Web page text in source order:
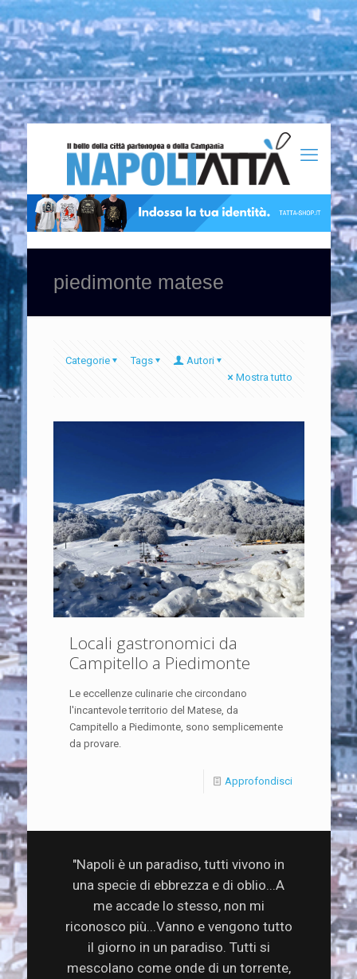
piedimonte matese
Categorie Tags
Autori
Mostra tutto
Locali gastronomici da
Campitello a Piedimonte
Le eccellenze culinarie che circondano
l'incantevole territorio del Matese, da
Campitello a Piedimonte, sono semplicemente
da provare.
Approfondisci
"Napoli è un paradiso, tutti vivono in
una specie di ebbrezza e di oblio...A
me accade lo stesso, non mi
riconosco più...Vanno e vengono tutto
il giorno in un paradiso. Tutti si
mescolano come onde di un torrente,